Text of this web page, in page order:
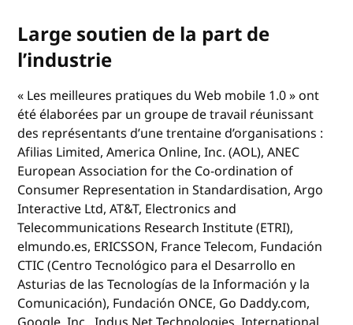
Large soutien de la part de
l’industrie
« Les meilleures pratiques du Web mobile 1.0 » ont
été élaborées par un groupe de travail réunissant
des représentants d’une trentaine d’organisations :
Afilias Limited, America Online, Inc. (AOL), ANEC
European Association for the Co-ordination of
Consumer Representation in Standardisation, Argo
Interactive Ltd, AT&T, Electronics and
Telecommunications Research Institute (ETRI),
elmundo.es, ERICSSON, France Telecom, Fundación
CTIC (Centro Tecnológico para el Desarrollo en
Asturias de las Tecnologías de la Información y la
Comunicación), Fundación ONCE, Go Daddy.com,